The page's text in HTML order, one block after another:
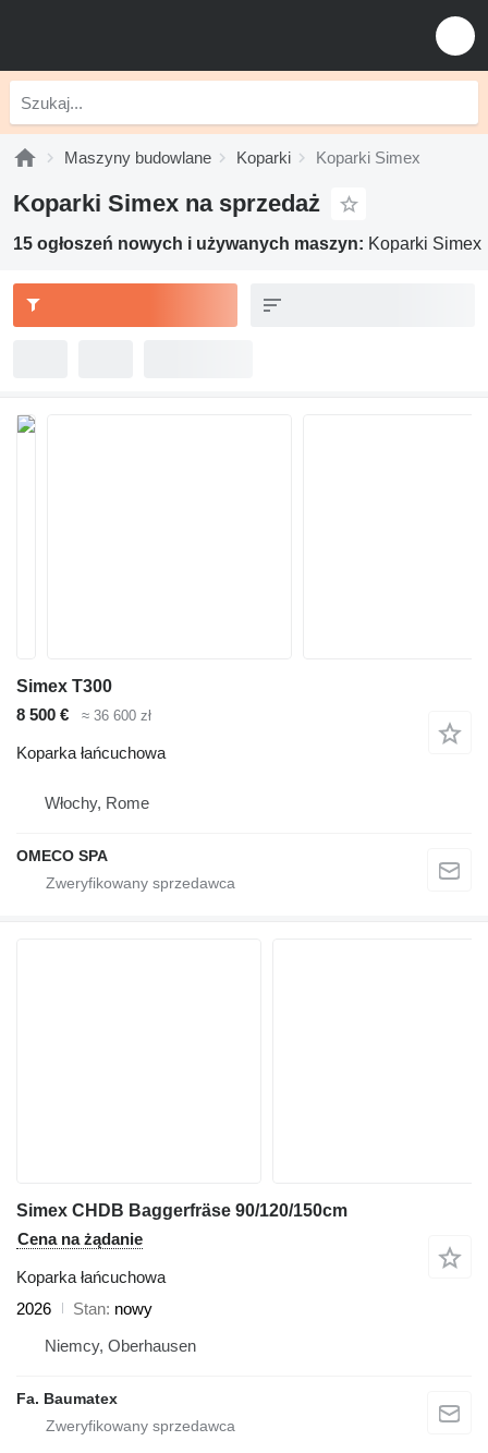
Maszyny budowlane Koparki Koparki Simex
Koparki Simex na sprzedaż
15 ogłoszeń nowych i używanych maszyn: Koparki Simex
Simex T300
8 500 €
≈ 36 600 zł
Koparka łańcuchowa
Włochy, Rome
OMECO SPA
Simex CHDB Baggerfräse 90/120/150cm
Cena na żądanie
Koparka łańcuchowa
2026
Stan nowy
Niemcy, Oberhausen
Fa. Baumatex